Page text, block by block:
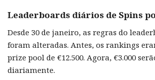
Leaderboards diários de Spins
Desde 30 de janeiro, as regras do
foram alteradas. Antes, os rankings
prize pool de €12.500. Agora, €3.000
diariamente.